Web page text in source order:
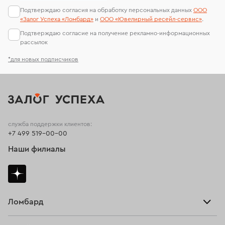
*для новых подписчиков
Подтверждаю согласия на обработку персональных данных ООО
«Залог Успеха «Ломбард» и ООО «Ювелирный ресейл-сервиc».
Подтверждаю согласие на получение рекламно-информационных
рассылок
Ломбард
служба поддержки клиентов:
+7 499 519-00-00
Наши филиалы